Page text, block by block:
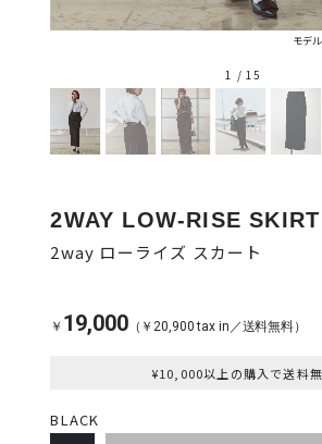
モデ
1 /15
2WAY LOW-RISE SKIRT
2way ローライズ スカート
￥ 19,000（￥20,900 tax in／送料無料）
¥10,000以上の購入で送料
BLACK